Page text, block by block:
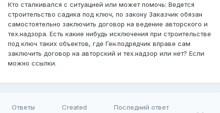
Кто сталкивался с ситуацией или может помочь: Ведется
строительство садика под ключ, по закону Заказчик обязан
самостоятельно заключить договор на ведение авторского и
тех.надзора. Есть какие нибудь исключения при строительстве
под ключ таких объектов, где Ген.подрядчик вправе сам
заключить договор на авторский и тех.надзор или нет? Если
можно ссылки.
Ответы Created Последний ответ